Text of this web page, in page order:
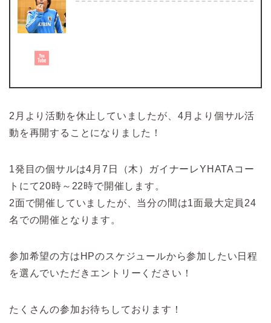
2月より活動を休止していましたが、4月より個サル活
動を再開することになりました！
1発目の個サルは4月7日（木）ガイナーレYHATAコー
トにて20時～22時で開催します。
2面で開催していましたが、当分の間は1面最大定員24
名での開催となります。
参加希望の方はHPのスケジュールから参加したい日程
を選んでいただきエントリーください！
たくさんの参加お待ちしております！